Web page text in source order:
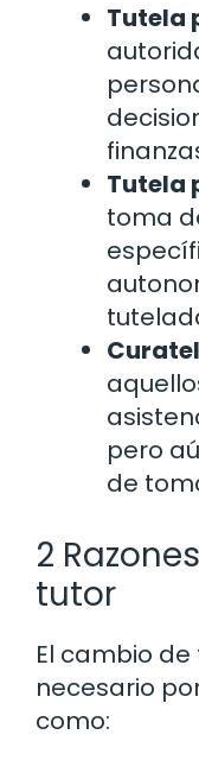
Tutela
Tutela
toma
pero
de
2
tutor
El cambio
necesario
como: